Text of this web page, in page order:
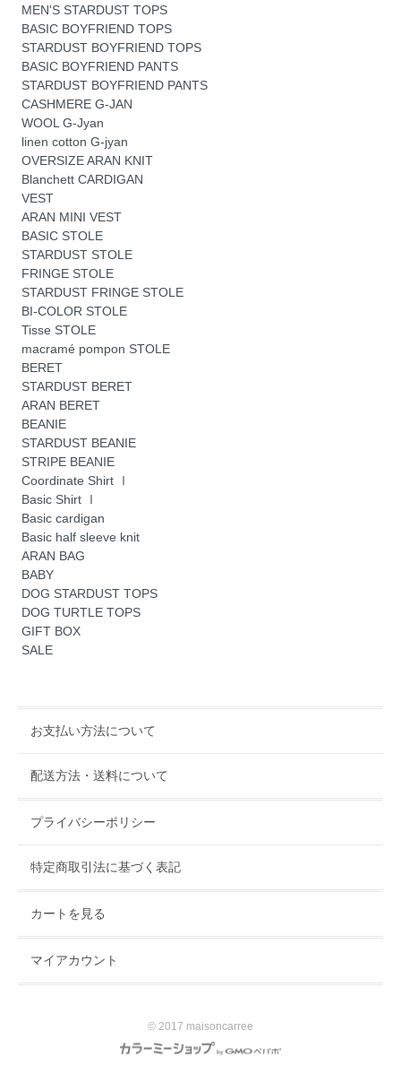
MEN'S STARDUST TOPS
BASIC BOYFRIEND TOPS
STARDUST BOYFRIEND TOPS
BASIC BOYFRIEND PANTS
STARDUST BOYFRIEND PANTS
CASHMERE G-JAN
WOOL G-Jyan
linen cotton G-jyan
OVERSIZE ARAN KNIT
Blanchett CARDIGAN
VEST
ARAN MINI VEST
BASIC STOLE
STARDUST STOLE
FRINGE STOLE
STARDUST FRINGE STOLE
BI-COLOR STOLE
Tisse STOLE
macramé pompon STOLE
BERET
STARDUST BERET
ARAN BERET
BEANIE
STARDUST BEANIE
STRIPE BEANIE
Coordinate Shirt Ⅰ
Basic Shirt Ⅰ
Basic cardigan
Basic half sleeve knit
ARAN BAG
BABY
DOG STARDUST TOPS
DOG TURTLE TOPS
GIFT BOX
SALE
お支払い方法について
配送方法・送料について
プライバシーポリシー
特定商取引法に基づく表記
カートを見る
マイアカウント
© 2017 maisoncarree